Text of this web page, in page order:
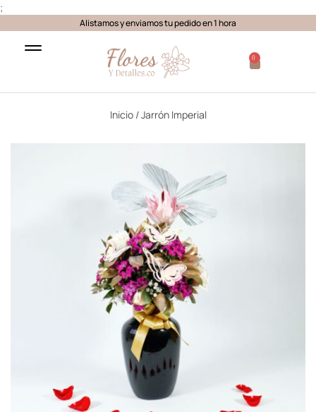
;
Alistamos y enviamos tu pedido en 1 hora
0
Inicio/ Jarrón Imperial